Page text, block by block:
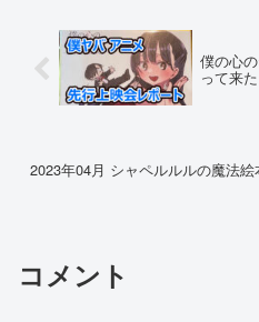
僕の心
って来た
2023年04月 シャペルルルの魔法絵
コメント